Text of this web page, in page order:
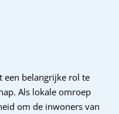
een belangrijke rol te
Als lokale omroep
om de inwoners van